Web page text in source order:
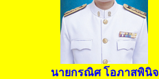
นายกรณิศ โอภาสพินิจ